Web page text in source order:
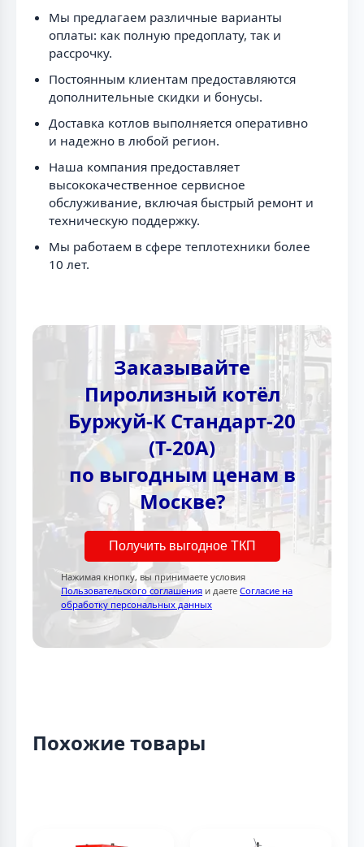
Мы предлагаем различные варианты
оплаты: как полную предоплату, так и
рассрочку.
Постоянным клиентам предоставляются
дополнительные скидки и бонусы.
Доставка котлов выполняется оперативно
и надежно в любой регион.
Наша компания предоставляет
высококачественное сервисное
обслуживание, включая быстрый ремонт и
техническую поддержку.
Мы работаем в сфере теплотехники более
10 лет.
Заказывайте
Пиролизный котёл
Буржуй-К Стандарт-20
(Т-20А)
по выгодным ценам в
Москве?
Получить выгодное ТКП
Нажимая кнопку, вы принимаете условия
Пользовательского соглашения и даете Согласие на
обработку персональных данных
Похожие товары